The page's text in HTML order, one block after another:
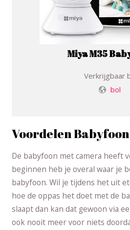
Miya M35
Verkrijgbaar
bol
Voordelen
De babyfoon met camera heeft
beginnen heb je overal waar je
babyfoon. Wil je tijdens het uit
hoe de oppas het doet met de
slaapt dan kan dat gewoon via
ook nooit meer voor niets